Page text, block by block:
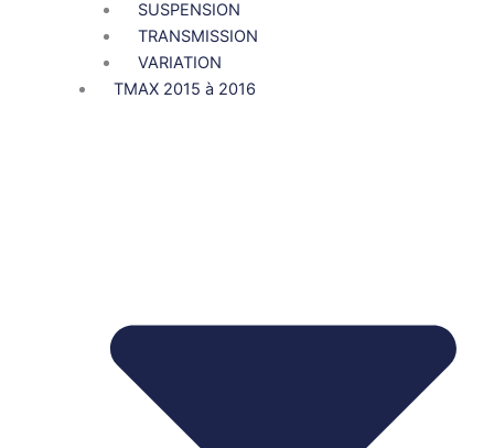
SUSPENSION
TRANSMISSION
VARIATION
TMAX 2015 à 2016